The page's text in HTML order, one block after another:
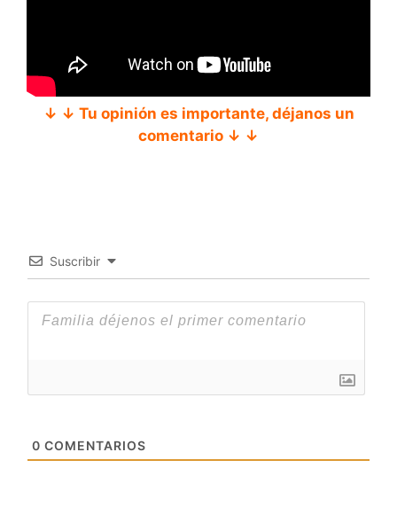
↓ ↓ Tu opinión es importante, déjanos un
comentario ↓ ↓
Suscribir
0 COMENTARIOS